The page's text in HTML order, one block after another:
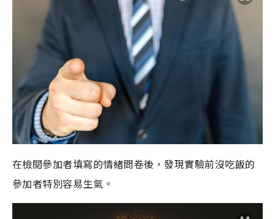
在檢閱參加者填寫的情緒問卷後，發現實驗前沒吃飯的
參加者特別容易生氣。